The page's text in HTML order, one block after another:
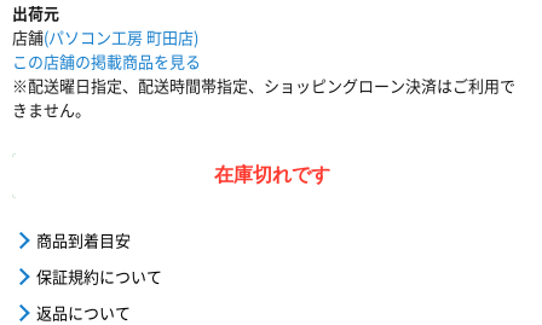
出荷元
店舗(パソコン工房 町田店)
この店舗の掲載商品を見る
※配送曜日指定、配送時間帯指定、ショッピングローン決済はご利用で
きません。
在庫切れです
商品到着目安
保証規約について
返品について